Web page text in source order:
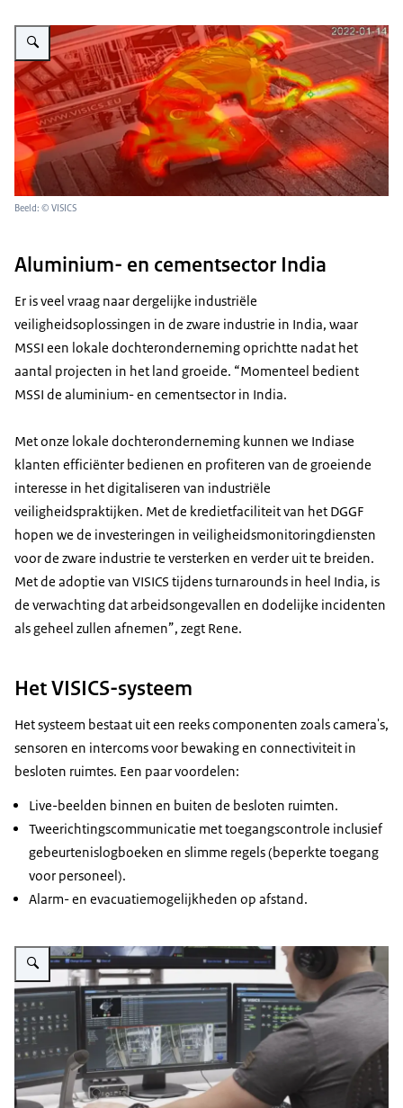
Vergroot afbeelding Veiligheidsinspectie in besloten ruimte met VISICS
Beeld: © VISICS
Aluminium- en cementsector India
Er is veel vraag naar dergelijke industriële
veiligheidsoplossingen in de zware industrie in India, waar
MSSI een lokale dochteronderneming oprichtte nadat het
aantal projecten in het land groeide. “Momenteel bedient
MSSI de aluminium- en cementsector in India.
Met onze lokale dochteronderneming kunnen we Indiase
klanten efficiënter bedienen en profiteren van de groeiende
interesse in het digitaliseren van industriële
veiligheidspraktijken. Met de kredietfaciliteit van het DGGF
hopen we de investeringen in veiligheidsmonitoringdiensten
voor de zware industrie te versterken en verder uit te breiden.
Met de adoptie van VISICS tijdens turnarounds in heel India, is
de verwachting dat arbeidsongevallen en dodelijke incidenten
als geheel zullen afnemen”, zegt Rene.
Het VISICS-systeem
Het systeem bestaat uit een reeks componenten zoals camera's,
sensoren en intercoms voor bewaking en connectiviteit in
besloten ruimtes. Een paar voordelen:
Live-beelden binnen en buiten de besloten ruimten.
Tweerichtingscommunicatie met toegangscontrole inclusief
gebeurtenislogboeken en slimme regels (beperkte toegang
voor personeel).
Alarm- en evacuatiemogelijkheden op afstand.
Vergroot afbeelding Veiligheidsmonitoring op computerscherm bij werk